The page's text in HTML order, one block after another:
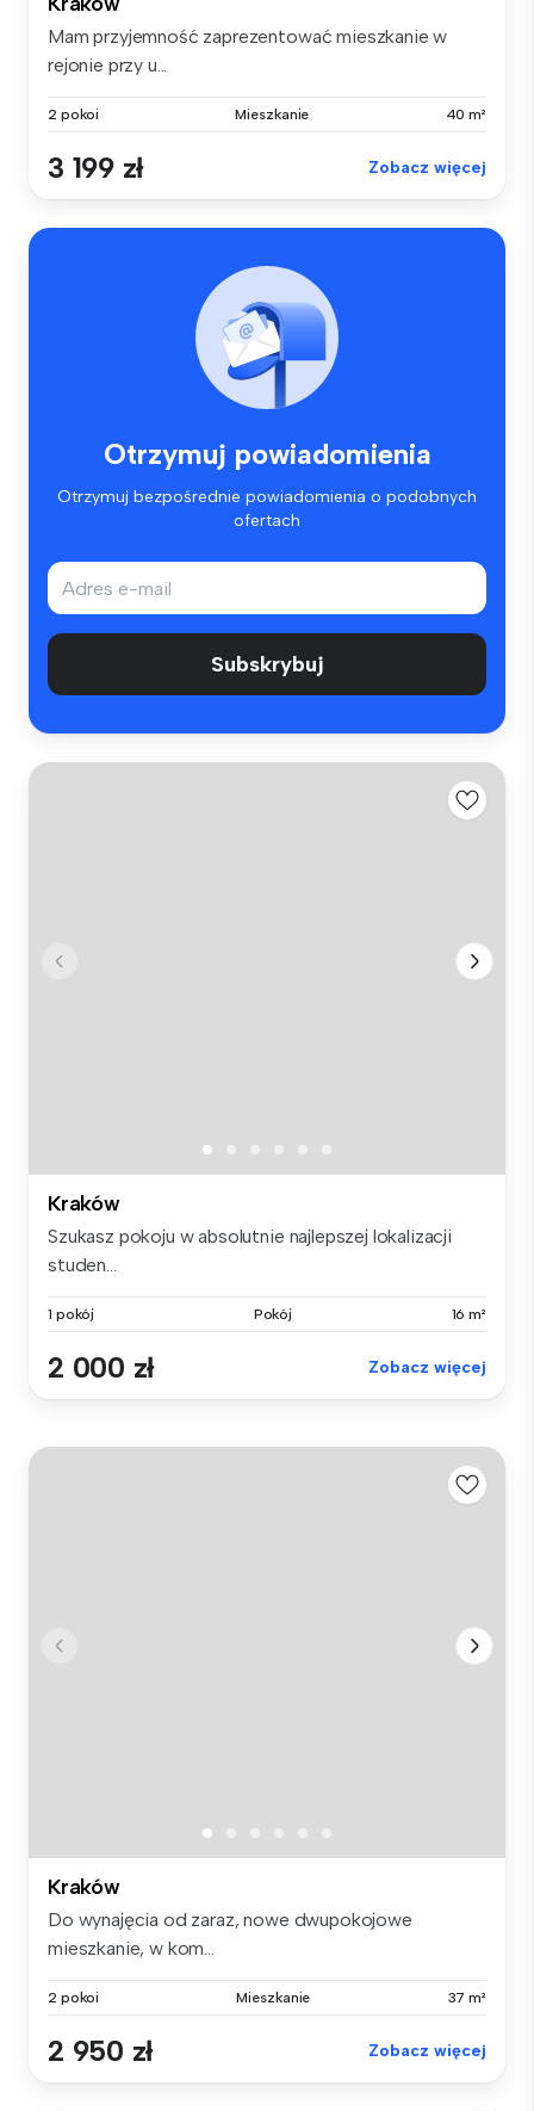
Mam przyjemność zaprezentować mieszkanie w
rejonie przy u...
2 pokoi Mieszkanie 40 m²
3 199 zł Zobacz więcej
Otrzymuj powiadomienia
Otrzymuj bezpośrednie powiadomienia o podobnych
ofertach
Subskrybuj
Kraków
Szukasz pokoju w absolutnie najlepszej lokalizacji
studen...
1 pokój Pokój 16 m²
2 000 zł Zobacz więcej
Kraków
Do wynajęcia od zaraz, nowe dwupokojowe
mieszkanie, w kom...
2 pokoi Mieszkanie 37 m²
2 950 zł Zobacz więcej